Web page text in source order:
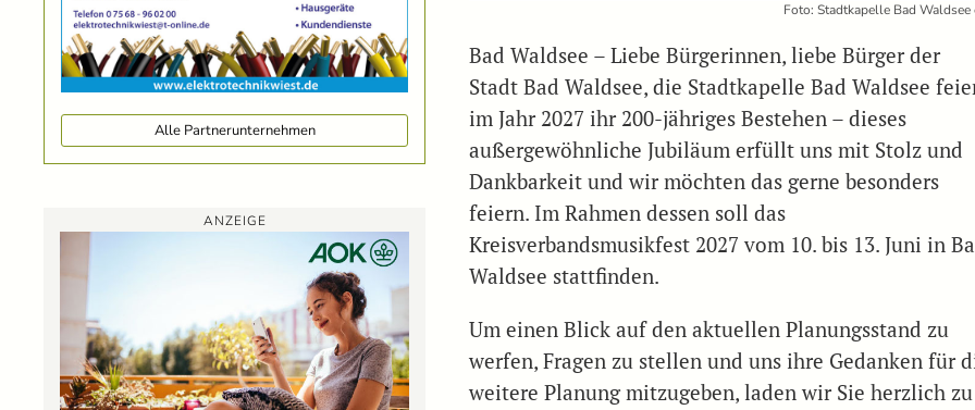
Alle Partnerunternehmen
ANZEIGE
Foto: Stadtkapelle Bad Waldsee
Bad Waldsee – Liebe Bürgerinnen, liebe Bürger der
Stadt Bad Waldsee, die Stadtkapelle Bad Waldsee
im Jahr 2027 ihr 200-jähriges Bestehen – dieses
außergewöhnliche Jubiläum erfüllt uns mit Stolz und
Dankbarkeit und wir möchten das gerne besonders
feiern. Im Rahmen dessen soll das
Kreisverbandsmusikfest 2027 vom 10. bis 13. Juni in
Waldsee stattfinden.
Um einen Blick auf den aktuellen Planungsstand zu
werfen, Fragen zu stellen und uns ihre Gedanken für
weitere Planung mitzugeben, laden wir Sie herzlich zu